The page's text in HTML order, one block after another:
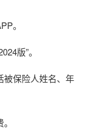
。
版”。
被保险人姓名、年